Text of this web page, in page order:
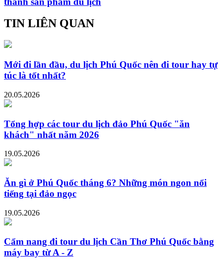
TIN LIÊN QUAN
Mới đi lần đầu, du lịch Phú Quốc nên đi tour hay tự
túc là tốt nhất?
20.05.2026
Tổng hợp các tour du lịch đảo Phú Quốc "ăn
khách" nhất năm 2026
19.05.2026
Ăn gì ở Phú Quốc tháng 6? Những món ngon nổi
tiếng tại đảo ngọc
19.05.2026
Cẩm nang đi tour du lịch Cần Thơ Phú Quốc bằng
máy bay từ A - Z